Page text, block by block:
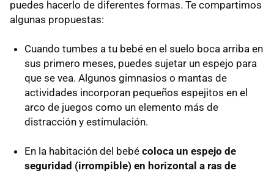
puedes hacerlo de diferentes formas. Te compartimos
algunas propuestas:
Cuando tumbes a tu bebé en el suelo boca arriba en
sus primero meses, puedes sujetar un espejo para
que se vea. Algunos gimnasios o mantas de
actividades incorporan pequeños espejitos en el
arco de juegos como un elemento más de
distracción y estimulación.
En la habitación del bebé coloca un espejo de
seguridad (irrompible) en horizontal a ras de